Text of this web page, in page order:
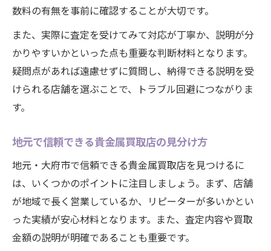
数料の有無を事前に確認することが大切です。
また、実際に査定を受けてみて対応が丁寧か、説明が分
かりやすいかといった点も重要な判断材料となります。
疑問点があれば遠慮せずに質問し、納得できる説明を受
けられる店舗を選ぶことで、トラブル回避につながりま
す。
地元で信頼できる貴金属買取店の見分け方
地元・大府市で信頼できる貴金属買取店を見つけるに
は、いくつかのポイントに注目しましょう。まず、店舗
が地域で長く営業しているか、リピーターが多いかとい
った実績が安心材料となります。また、査定内容や買取
金額の説明が明確であることも重要です。